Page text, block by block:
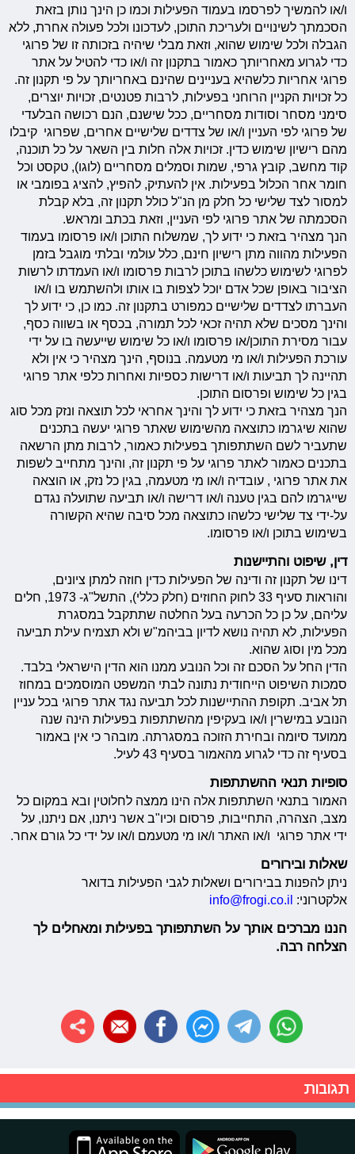
ו/או להמשיך לפרסמו בעמוד הפעילות וכמו כן הינך נותן בזאת
הסכמתך לשינויים ולעריכת התוכן, לעדכונו ולכל פעולה אחרת, ללא
הגבלה ולכל שימוש שהוא, וזאת מבלי שיהיה בזכותה זו של פרוגי
כדי לגרוע מאחריותך כאמור בתקנון זה ו/או כדי להטיל על אתר
פרוגי אחריות כלשהיא בעניינים שהינם באחריותך על פי תקנון זה.
כל זכויות הקניין הרוחני בפעילות, לרבות פטנטים, זכויות יוצרים,
סימני מסחר וסודות מסחריים, ככל שישנם, הנם רכושה הבלעדי
של פרוגי לפי העניין ו/או של צדדים שלישיים אחרים, שפרוגי קיבלו
מהם רישיון שימוש כדין. זכויות אלה חלות בין השאר על כל תוכנה,
קוד מחשב, קובץ גרפי, שמות וסמלים מסחריים (לוגו), טקסט וכל
חומר אחר הכלול בפעילות. אין להעתיק, להפיץ, להציג בפומבי או
למסור לצד שלישי כל חלק מן הנ"ל כולל תקנון זה, בלא קבלת
הסכמתה של אתר פרוגי לפי העניין, וזאת בכתב ומראש.
הנך מצהיר בזאת כי ידוע לך, שמשלוח התוכן ו/או פרסומו בעמוד
הפעילות מהווה מתן רישיון חינם, כלל עולמי ובלתי מוגבל בזמן
לפרוגי לשימוש כלשהו בתוכן לרבות פרסומו ו/או העמדתו לרשות
הציבור באופן שכל אדם יוכל לצפות בו אותו ולהשתמש בו ו/או
העברתו לצדדים שלישיים כמפורט בתקנון זה. כמו כן, כי ידוע לך
והינך מסכים שלא תהיה זכאי לכל תמורה, בכסף או בשווה כסף,
עבור מסירת התוכן/או פרסומו ו/או כל שימוש שייעשה בו על ידי
עורכת הפעילות ו/או מי מטעמה. בנוסף, הינך מצהיר כי אין ולא
תהיינה לך תביעות ו/או דרישות כספיות ואחרות כלפי אתר פרוגי
בגין כל שימוש ופרסום התוכן.
הנך מצהיר בזאת כי ידוע לך והינך אחראי לכל תוצאה ונזק מכל סוג
שהוא שיגרמו כתוצאה מהשימוש שאתר פרוגי יעשה בתכנים
שתעביר לשם השתתפותך בפעילות כאמור, לרבות מתן הרשאה
בתכנים כאמור לאתר פרוגי על פי תקנון זה, והינך מתחייב לשפות
את אתר פרוגי , עובדיה ו/או מי מטעמה, בגין כל נזק, או הוצאה
שייגרמו להם בגין טענה ו/או דרישה ו/או תביעה שתועלה נגדם
על-ידי צד שלישי כלשהו כתוצאה מכל סיבה שהיא הקשורה
בשימוש בתוכן ו/או פרסומו.
דין, שיפוט והתיישנות
דינו של תקנון זה ודינה של הפעילות כדין חוזה למתן ציונים,
והוראות סעיף 33 לחוק החוזים (חלק כללי), התשל"ג- 1973, חלים
עליהם, על כן כל הכרעה בעל החלטה שתתקבל במסגרת
הפעילות, לא תהיה נושא לדיון בביהמ"ש ולא תצמיח עילת תביעה
מכל מין וסוג שהוא.
הדין החל על הסכם זה וכל הנובע ממנו הוא הדין הישראלי בלבד.
סמכות השיפוט הייחודית נתונה לבתי המשפט המוסמכים במחוז
תל אביב. תקופת ההתיישנות לכל תביעה נגד אתר פרוגי בכל עניין
הנובע במישרין ו/או בעקיפין מהשתתפות בפעילות הינה שנה
ממועד סיומה ובחירת הזוכה במסגרתה. מובהר כי אין באמור
בסעיף זה כדי לגרוע מהאמור בסעיף 43 לעיל.
סופיות תנאי ההשתתפות
האמור בתנאי השתתפות אלה הינו ממצה לחלוטין ובא במקום כל
מצב, הצהרה, התחייבות, פרסום וכיו"ב אשר ניתנו, אם ניתנו, על
ידי אתר פרוגי ו/או האתר ו/או מי מטעמם ו/או על ידי כל גורם אחר.
שאלות ובירורים
ניתן להפנות בבירורים ושאלות לגבי הפעילות בדואר
אלקטרוני: info@frogi.co.il
הננו מברכים אותך על השתתפותך בפעילות ומאחלים לך
הצלחה רבה.
תגובות